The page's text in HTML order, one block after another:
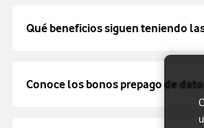
Qué beneficios siguen teniendo
Conoce los bonos prepago de